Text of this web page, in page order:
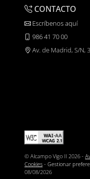
CONTACTO
Escríbenos aquí
986 41 70 00
Av. de Madrid, S/N,
© Alcampo Vigo II 2026 -
Cookies - Gestionar
08/08/2026